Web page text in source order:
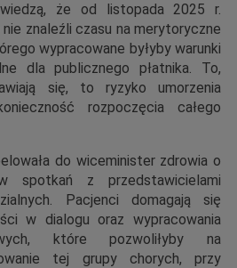
że od listopada 2025 r.
znaleźli czasu na merytoryczne
wypracowane byłyby warunki
dla publicznego płatnika. To,
się, to ryzyko umorzenia
rozpoczęcia całego
do wiceminister zdrowia o
spotkań z przedstawicielami
Pacjenci domagają się
w dialogu oraz wypracowania
które pozwoliłyby na
tej grupy chorych, przy